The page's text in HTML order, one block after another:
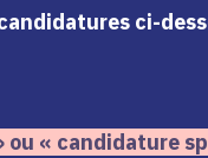
ci-
« candidature